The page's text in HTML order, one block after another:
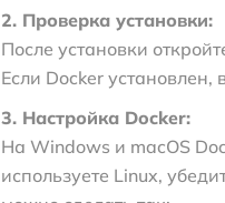
2. Проверка установки:
После установки
Если Docker
3. Настройка Docker:
На Windows и macOS
используете Linux,